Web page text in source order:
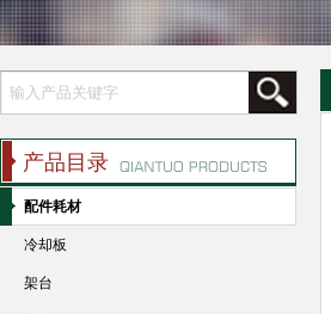
产品目录
配件耗材
冷却板
架台